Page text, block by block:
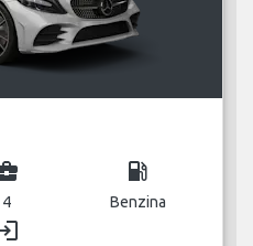
4
local_gas_station
Benzina